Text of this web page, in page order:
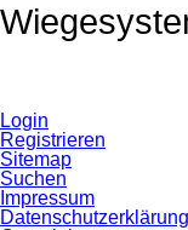
Login
Registrieren
Sitemap
Suchen
Impressum
Datenschutzerklärung